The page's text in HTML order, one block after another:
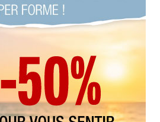
ARCHIVES